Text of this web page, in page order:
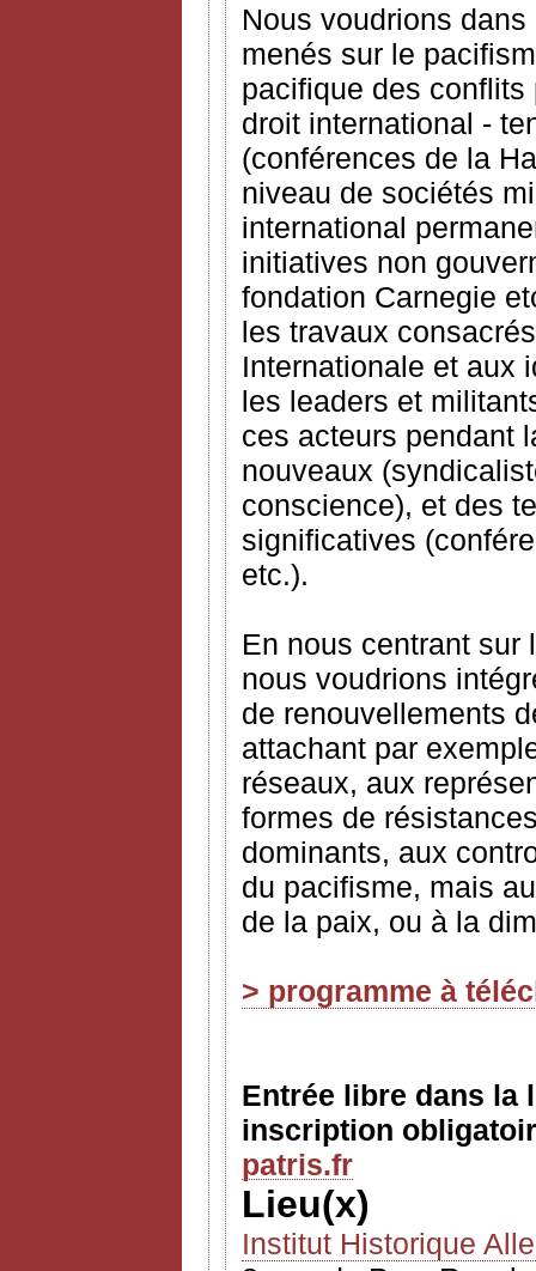
Nous voudrions
menés sur le
pacifique des
droit international -
(conférences de la
niveau de sociétés
international
initiatives non
fondation Carnegie
les travaux
Internationale et aux
les leaders et
ces acteurs pendant
nouveaux
conscience), et des
significatives
etc.).
En nous centrant
nous voudrions
de renouvellements
attachant par
réseaux, aux
formes de
dominants, aux
du pacifisme, mais
de la paix, ou à la
> programme à
Entrée libre dans la
inscription
patris.fr
Lieu(x)
Institut Historique